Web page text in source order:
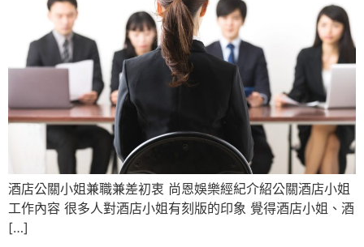
酒店公關小姐兼職兼差初衷 尚恩娛樂經紀介紹公關酒店小姐
工作內容 很多人對酒店小姐有刻版的印象 覺得酒店小姐、酒
[…]